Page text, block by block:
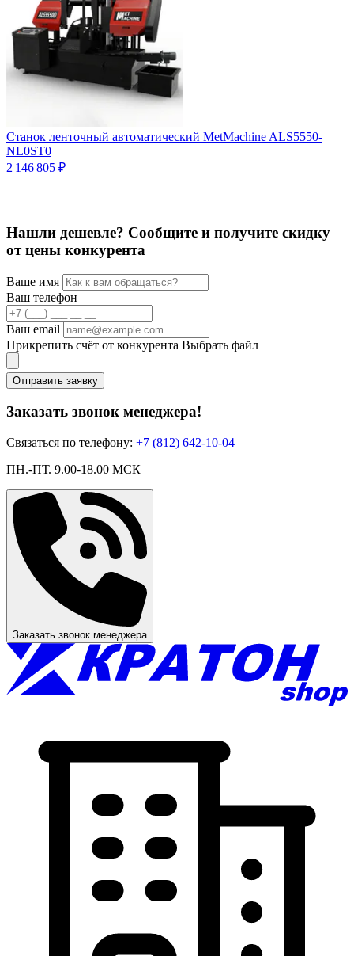
Станок ленточный автоматический MetMachine ALS5550-
NL0ST0
2 146 805 ₽
Нашли дешевле? Сообщите и получите скидку
от цены конкурента
Ваше имя
Ваш телефон
Ваш email
Прикрепить счёт от конкурента Выбрать файл
Отправить заявку
Заказать звонок менеджера!
Связаться по телефону: +7 (812) 642-10-04
ПН.-ПТ. 9.00-18.00 МСК
Заказать звонок менеджера